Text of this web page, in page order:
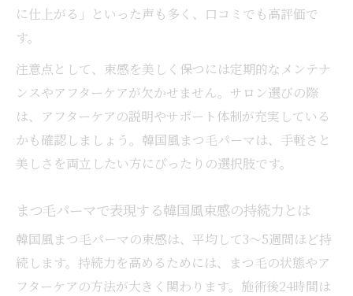
に仕上がる」といった声も多く、口コミでも高評価で
す。
注意点として、束感を美しく保つには定期的なメンテナ
ンスやアフターケアが欠かせません。サロン選びの際
は、アフターケアの説明やサポート体制が充実している
かも確認しましょう。韓国風まつ毛パーマは、手軽さと
美しさを両立したい方にぴったりの選択肢です。
まつ毛パーマで表現する韓国風束感の持続力とは
韓国風まつ毛パーマの束感は、平均して3〜5週間ほど持
続します。持続力を高めるためには、まつ毛の状態やア
フターケアの方法が大きく関わります。施術後24時間は